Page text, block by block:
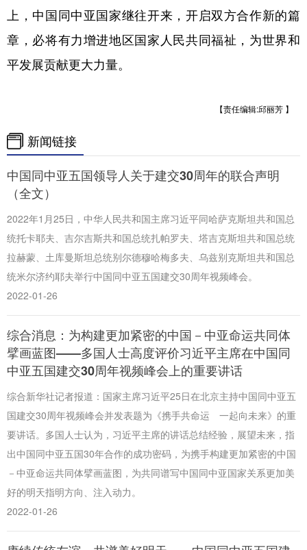
上，中国同中亚国家继往开来，开启双方合作新的篇
章，必将有力增进地区国家人民共同福祉，为世界和
平发展贡献更大力量。
【责任编辑:邱丽芳 】
新闻链接
中国同中亚五国领导人关于建交30周年的联合声明
（全文）
2022年1月25日，中华人民共和国主席习近平同哈萨克斯坦共和国总
统托卡耶夫、吉尔吉斯共和国总统扎帕罗夫、塔吉克斯坦共和国总统
拉赫蒙、土库曼斯坦总统别尔德穆哈梅多夫、乌兹别克斯坦共和国总
统米尔济约耶夫举行中国同中亚五国建交30周年视频峰会。
2022-01-26
综合消息：为构建更加紧密的中国－中亚命运共同体
擘画蓝图——多国人士高度评价习近平主席在中国同
中亚五国建交30周年视频峰会上的重要讲话
综合新华社记者报道：国家主席习近平25日在北京主持中国同中亚五
国建交30周年视频峰会并发表题为《携手共命运 一起向未来》的重
要讲话。多国人士认为，习近平主席的讲话总结经验，展望未来，指
出中国同中亚五国30年合作的成功密码，为携手构建更加紧密的中国
－中亚命运共同体擘画蓝图，为共同谱写中国同中亚国家关系更加美
好的明天指明方向、注入动力。
2022-01-26